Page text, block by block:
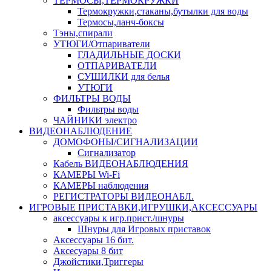
Термокружки,стаканы,бутылки для воды
Термосы,ланч-боксы
Тэны,спирали
УТЮГИ/Отпариватели
ГЛАДИЛЬНЫЕ ДОСКИ
ОТПАРИВАТЕЛИ
СУШИЛКИ для белья
УТЮГИ
ФИЛЬТРЫ ВОДЫ
Фильтры воды
ЧАЙНИКИ электро
ВИДЕОНАБЛЮДЕНИЕ
ДОМОФОНЫ/СИГНАЛИЗАЦИИ
Сигнализатор
Кабель ВИДЕОНАБЛЮДЕНИЯ
КАМЕРЫ Wi-Fi
КАМЕРЫ наблюдения
РЕГИСТРАТОРЫ ВИДЕОНАБЛ.
ИГРОВЫЕ ПРИСТАВКИ,ИГРУШКИ,АКСЕССУАРЫ
аксесcуары к игр.прист./шнуры
Шнуры для Игровых приставок
Аксессуары 16 бит.
Аксесуары 8 бит
Джойстики,Триггеры